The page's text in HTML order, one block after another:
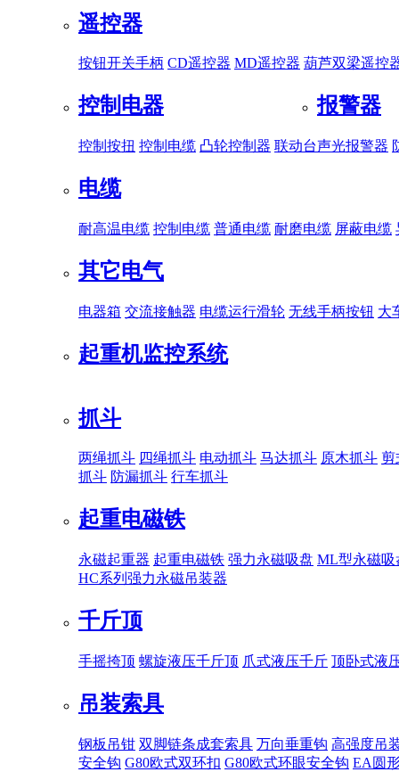
遥控器
按钮开关手柄 CD遥控器 MD遥控器 葫芦双梁遥控
控制电器
控制按扭 控制电缆 凸轮控制器 联动台
报警器
声光报警器
电缆
耐高温电缆 控制电缆 普通电缆 耐磨电缆 屏蔽电缆
其它电气
电器箱 交流接触器 电缆运行滑轮 无线手柄按钮 大
起重机监控系统
抓斗
两绳抓斗 四绳抓斗 电动抓斗 马达抓斗 原木抓斗 剪
抓斗 防漏抓斗 行车抓斗
起重电磁铁
永磁起重器 起重电磁铁 强力永磁吸盘 ML型永磁吸
HC系列强力永磁吊装器
千斤顶
手摇挎顶 螺旋液压千斤顶 爪式液压千斤 顶卧式液
吊装索具
钢板吊钳 双脚链条成套索具 万向垂重钩 高强度吊
安全钩 G80欧式双环扣 G80欧式环眼安全钩 EA圆